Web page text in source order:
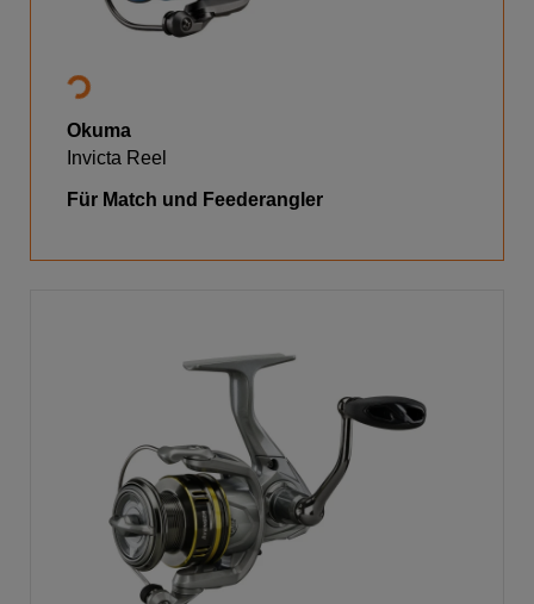
Okuma
Invicta Reel
Für Match und Feederangler